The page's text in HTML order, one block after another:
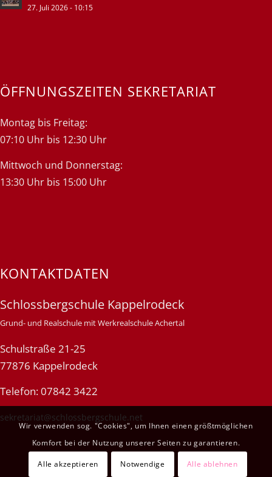
27. Juli 2026 - 10:15
ÖFFNUNGSZEITEN SEKRETARIAT
Montag bis Freitag:
07:10 Uhr bis 12:30 Uhr
Mittwoch und Donnerstag:
13:30 Uhr bis 15:00 Uhr
KONTAKTDATEN
Schlossbergschule Kappelrodeck
Grund- und Realschule mit Werkrealschule Achertal
Schulstraße 21-25
77876 Kappelrodeck
Telefon: 07842 3422
sekretariat@schlossbergschule.net
Wir verwenden sog. "Cookies", um Ihnen einen größtmöglichen
Komfort bei der Nutzung unserer Seiten zu garantieren.
Alle akzeptieren Notwendige Alle ablehnen